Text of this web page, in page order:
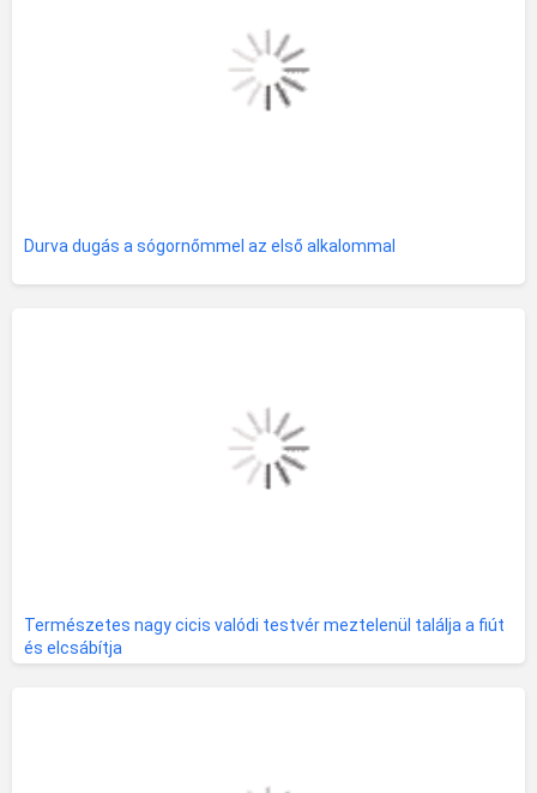
Durva dugás a sógornőmmel az első alkalommal
Természetes nagy cicis valódi testvér meztelenül találja a fiút
és elcsábítja